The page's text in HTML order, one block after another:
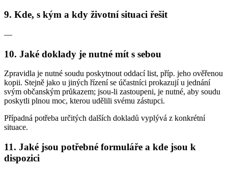
9. Kde, s kým a kdy životní situaci řešit
—
10. Jaké doklady je nutné mít s sebou
Zpravidla je nutné soudu poskytnout oddací list, příp. jeho ověřenou
kopii. Stejně jako u jiných řízení se účastníci prokazují u jednání
svým občanským průkazem; jsou-li zastoupeni, je nutné, aby soudu
poskytli plnou moc, kterou udělili svému zástupci.
Případná potřeba určitých dalších dokladů vyplývá z konkrétní
situace.
11. Jaké jsou potřebné formuláře a kde jsou k
dispozici